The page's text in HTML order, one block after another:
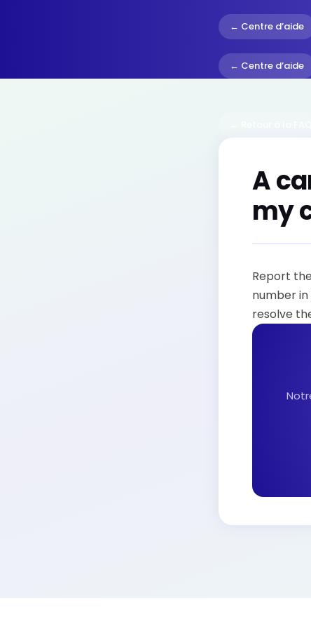
← Centre d’aide
← Centre d’aide
A
my
Report
number
resolve